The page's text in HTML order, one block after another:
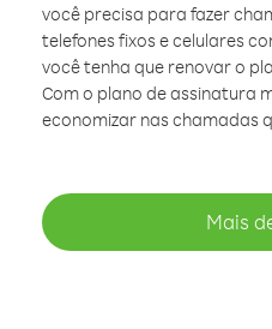
você precisa para fazer
telefones fixos e celulares
você tenha que renovar o
Com o plano de assinatura
economizar nas chamadas
Mais